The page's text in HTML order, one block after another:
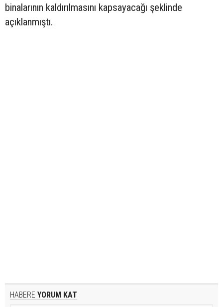
binalarının kaldırılmasını kapsayacağı şeklinde
açıklanmıştı.
HABERE YORUM KAT